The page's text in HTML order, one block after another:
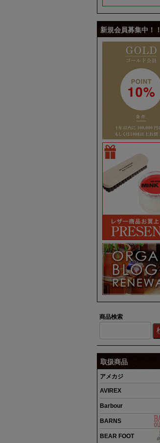
新規会員募集中！！
商品検索
取扱商品
アメカジ
AVIREX
Barbour
BARNS
BEAR FOOT